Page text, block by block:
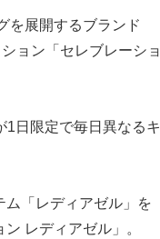
を展開するブランド
ョン「セレブレーショ
日限定で毎日異なるキ
ム「レディアゼル」を
レディアゼル」。